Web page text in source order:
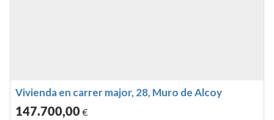
Vivienda en carrer major, 28, Muro de Alcoy
147.700,00€